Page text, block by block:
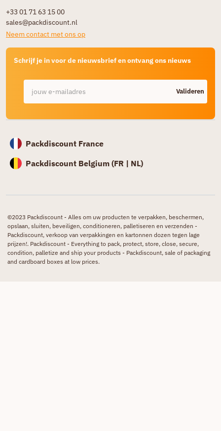
+33 01 71 63 15 00
sales@packdiscount.nl
Neem contact met ons op
Schrijf je in voor de nieuwsbrief en ontvang ons nieuws
Valideren
Packdiscount France
Packdiscount Belgium (FR | NL)
©2023 Packdiscount - Alles om uw producten te verpakken, beschermen,
opslaan, sluiten, beveiligen, conditioneren, palletiseren en verzenden -
Packdiscount, verkoop van verpakkingen en kartonnen dozen tegen lage
prijzen!. Packdiscount - Everything to pack, protect, store, close, secure,
condition, palletize and ship your products - Packdiscount, sale of packaging
and cardboard boxes at low prices.